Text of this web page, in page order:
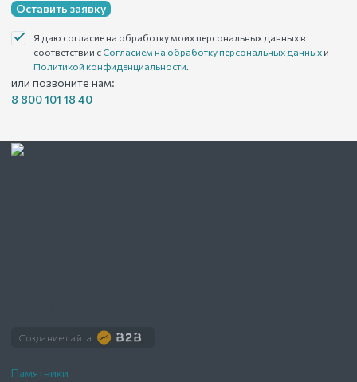
Оставить заявку
Я даю согласие на обработку моих персональных данных в
соответствии с Согласием на обработку персональных данных и
Политикой конфиденциальности.
или позвоните нам:
8 800 101 18 40
Создание сайта
Памятники